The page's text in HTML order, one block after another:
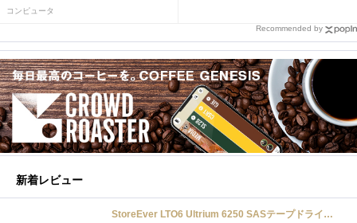
コンピュータ
Recommended by
新着レビュー
StoreEver LTO6 Ultrium 6250 SASテープドライブ(内蔵型)